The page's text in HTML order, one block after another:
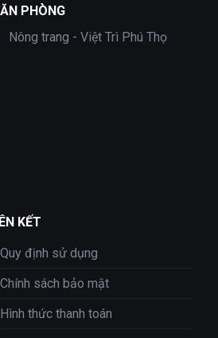
PHÒNG
Nông trang - Việt Trì Phú Thọ
KẾT
Quy định sử dụng
Chính sách bảo mật
Hình thức thanh toán